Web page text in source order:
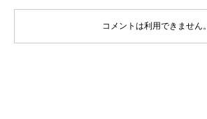
コメントは利用できません。